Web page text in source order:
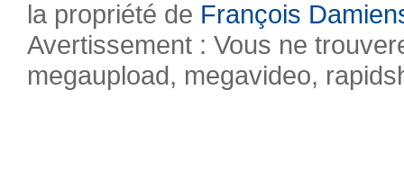
la propriété de François
Avertissement : Vous ne
megaupload, megavideo,